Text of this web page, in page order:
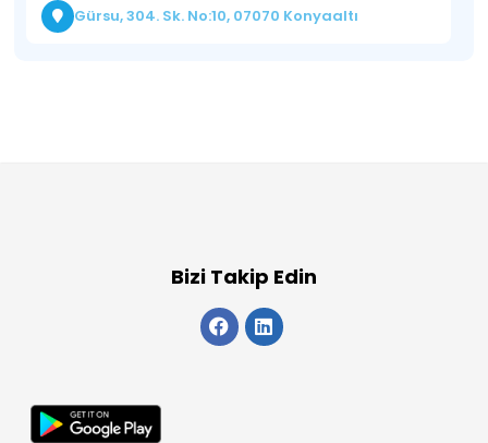
Gürsu, 304. Sk. No:10, 07070 Konyaaltı
Bizi Takip Edin